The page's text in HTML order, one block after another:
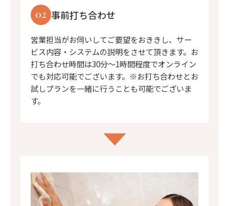
02 事前打ち合わせ
営業担当がお伺いしてご要望をおききし、サー
ビス内容・システムの説明をさせて頂きます。お
打ち合わせ時間は30分〜1時間程度でオンライン
でも対応可能でございます。※お打ち合わせとお
試しプランを一緒に行うことも可能でございま
す。